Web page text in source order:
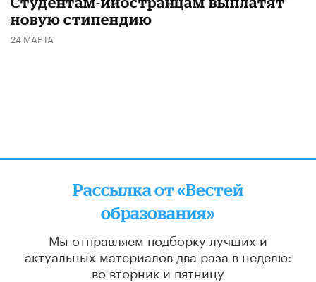
новую стипендию
24 МАРТА
Рассылка от «Вестей
образования»
Мы отправляем подборку лучших и
актуальных материалов два раза в неделю:
во вторник и пятницу